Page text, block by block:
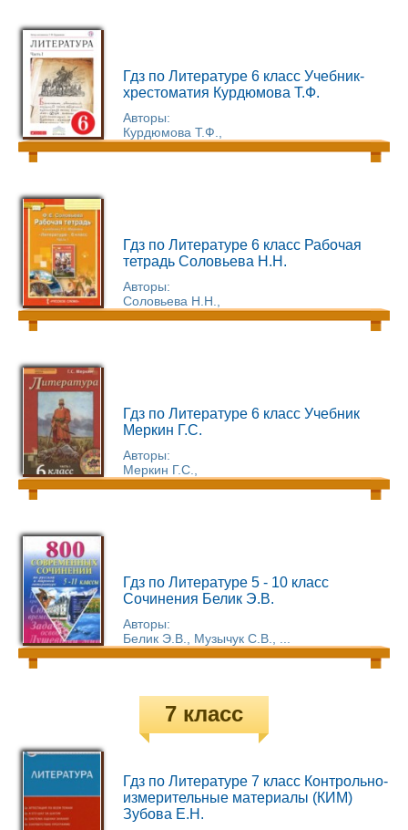
Гдз по Литературе 6 класс Учебник-
хрестоматия Курдюмова Т.Ф.
Авторы:
Курдюмова Т.Ф.,
Гдз по Литературе 6 класс Рабочая
тетрадь Соловьева Н.Н.
Авторы:
Соловьева Н.Н.,
Гдз по Литературе 6 класс Учебник
Меркин Г.С.
Авторы:
Меркин Г.С.,
Гдз по Литературе 5 - 10 класс
Сочинения Белик Э.В.
Авторы:
Белик Э.В., Музычук С.В., ...
7 класс
Гдз по Литературе 7 класс Контрольно-
измерительные материалы (КИМ)
Зубова Е.Н.